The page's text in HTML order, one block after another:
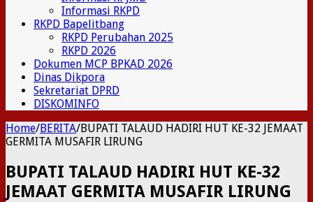
Informasi RKPD
RKPD Bapelitbang
RKPD Perubahan 2025
RKPD 2026
Dokumen MCP BPKAD 2026
Dinas Dikpora
Sekretariat DPRD
DISKOMINFO
Home/BERITA/BUPATI TALAUD HADIRI HUT KE-32 JEMAAT
GERMITA MUSAFIR LIRUNG
BUPATI TALAUD HADIRI HUT KE-32
JEMAAT GERMITA MUSAFIR LIRUNG